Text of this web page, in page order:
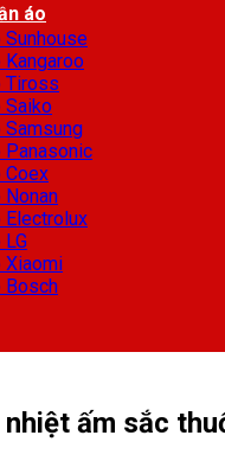
áo
Sunhouse
Tiross
Saiko
Samsung
Panasonic
Coex
Electrolux
Xiaomi
Bosch
ấm sắc